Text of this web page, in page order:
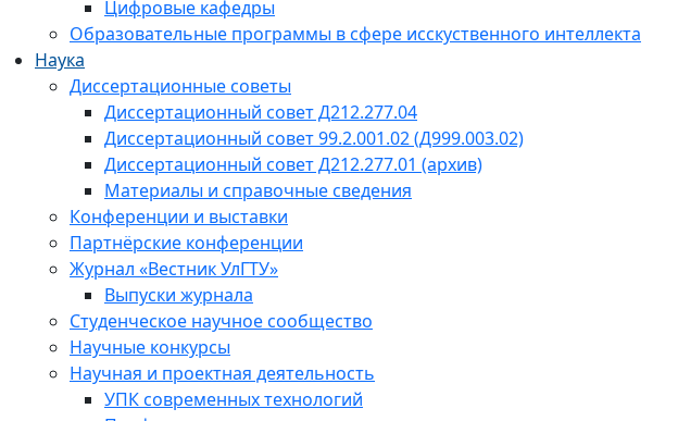
Цифровые кафедры
Образовательные программы в сфере исскуственного интеллекта
Наука
Диссертационные советы
Диссертационный совет Д212.277.04
Диссертационный совет 99.2.001.02 (Д999.003.02)
Диссертационный совет Д212.277.01 (архив)
Материалы и справочные сведения
Конференции и выставки
Партнёрские конференции
Журнал «Вестник УлГТУ»
Выпуски журнала
Студенческое научное сообщество
Научные конкурсы
Научная и проектная деятельность
УПК современных технологий